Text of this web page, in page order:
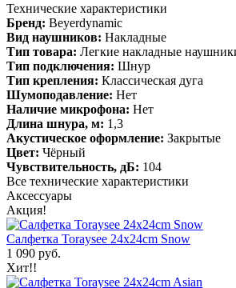
Технические характеристики
Бренд: Beyerdynamic
Вид наушников: Накладные
Тип товара: Легкие накладные
Тип подключения: Шнур
Тип крепления: Классическая дуга
Шумоподавление: Нет
Наличие микрофона: Нет
Длина шнура, м: 1,3
Акустическое оформление: Закрытые
Цвет: Чёрный
Чувствительность, дБ: 104
Все технические характеристики
Аксессуары
Акция!
Салфетка Toraysee 24x24cm Snow
1 090 руб.
Хит!!